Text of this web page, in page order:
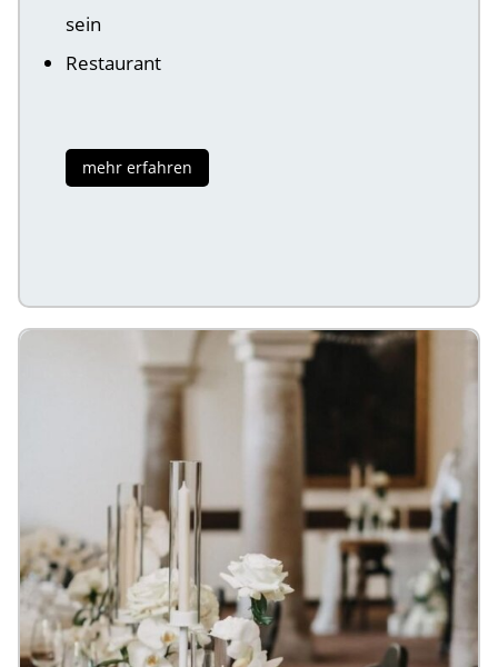
sein
Restaurant
mehr erfahren